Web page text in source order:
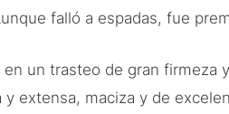
falló a espadas, fue
un trasteo de gran
extensa, maciza y de